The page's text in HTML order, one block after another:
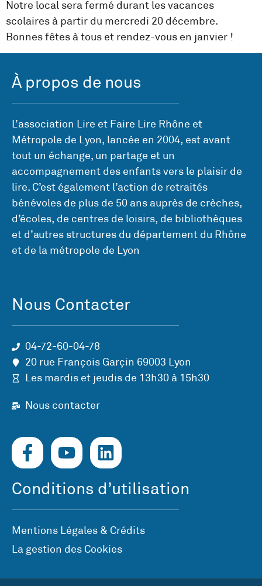
Notre local sera fermé durant les vacances
scolaires à partir du mercredi 20 décembre.
Bonnes fêtes à tous et rendez-vous en janvier !
À propos de nous
L’association Lire et Faire Lire Rhône et
Métropole de Lyon, lancée en 2004, est avant
tout un échange, un partage et un
accompagnement des enfants vers le plaisir de
lire. C’est également l’action de retraités
bénévoles de plus de 50 ans auprès de crèches,
d’écoles, de centres de loisirs, de bibliothèques
et d’autres structures du département du Rhône
et de la métropole de Lyon
Nous Contacter
04-72-60-04-78
20 rue François Garçin 69003 Lyon
Les mardis et jeudis de 13h30 à 15h30
Nous contacter
Conditions d’utilisation
Mentions Légales & Crédits
La gestion des Cookies